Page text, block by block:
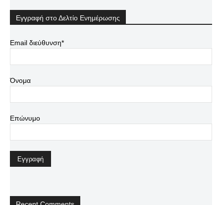
Εγγραφή στο Δελτίο Ενημέρωσης
Email διεύθυνση*
Όνομα
Επώνυμο